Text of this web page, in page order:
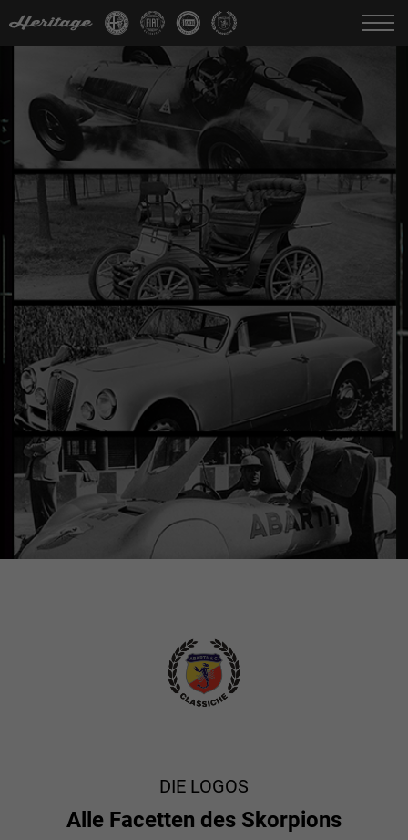
Change language: IT DE
DIE LOGOS
Alle Facetten des Skorpions